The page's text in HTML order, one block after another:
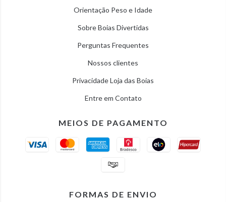
Orientação Peso e Idade
Sobre Boias Divertidas
Perguntas Frequentes
Nossos clientes
Privacidade Loja das Boias
Entre em Contato
MEIOS DE PAGAMENTO
FORMAS DE ENVIO